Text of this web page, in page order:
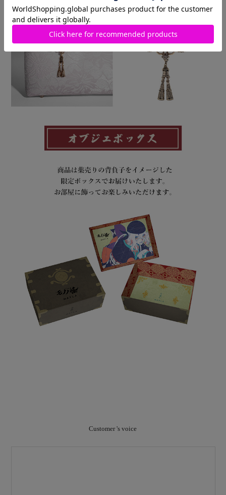
Customer 's voice